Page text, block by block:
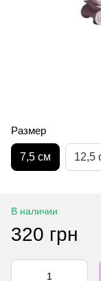
Размер
7,5 см 12,5
В наличии
320 грн